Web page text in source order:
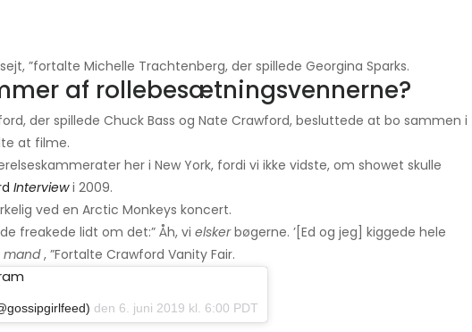
”fortalte Michelle Trachtenberg, der spillede Georgina Sparks.
af rollebesætningsvennerne?
der spillede Chuck Bass og Nate Crawford, besluttede at bo sammen i
at filme.
her i New York, fordi vi ikke vidste, om showet skulle
Interview i 2009.
ved en Arctic Monkeys koncert.
freakede lidt om det:” Åh, vi elskerbøgerne. ’[Ed og jeg] kiggede hele
mand, ”Fortalte Crawford Vanity Fair.
den 6. juni 2019 kl. 6:00 PDT